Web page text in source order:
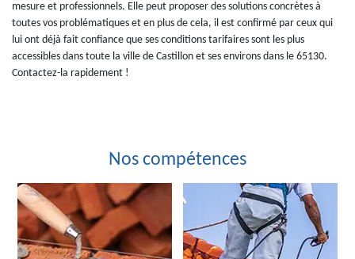
mesure et professionnels. Elle peut proposer des solutions concrètes à
toutes vos problématiques et en plus de cela, il est confirmé par ceux qui
lui ont déjà fait confiance que ses conditions tarifaires sont les plus
accessibles dans toute la ville de Castillon et ses environs dans le 65130.
Contactez-la rapidement !
Nos compétences